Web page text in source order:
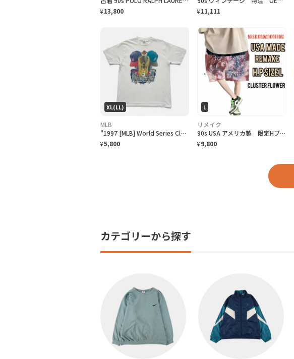
¥ 13,800 ¥ 11,111
XL(LL)
MLB
"1997 [MLB] World Series Cleveland Indians vs Florida Marlins" T-Shirt [XL]
¥5,800
L
リメイク
90s USA アメリカ製 限定Hブロード リメイク クラスターアートL
¥ 9,800
カテゴリーから探す